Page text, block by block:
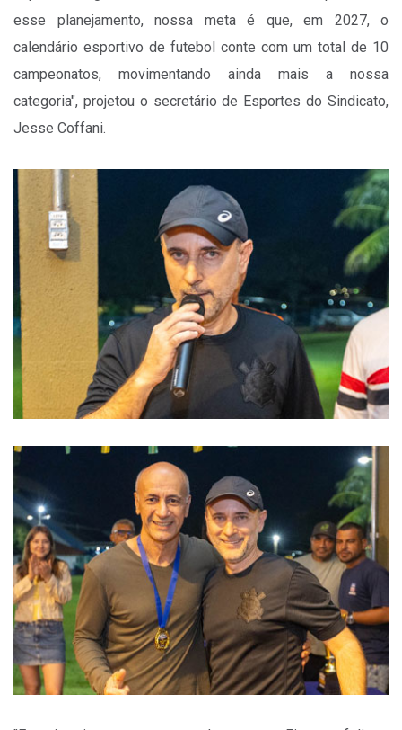
esse planejamento, nossa meta é que, em 2027, o
calendário esportivo de futebol conte com um total de 10
campeonatos, movimentando ainda mais a nossa
categoria", projetou o secretário de Esportes do Sindicato,
Jesse Coffani.